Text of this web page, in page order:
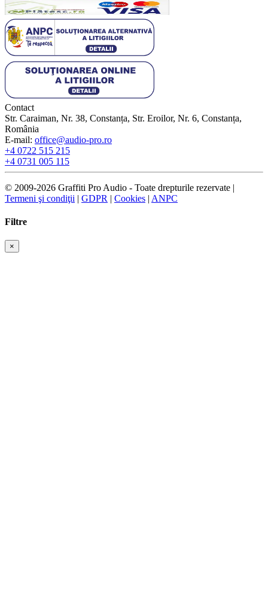
Contact
Str. Caraiman, Nr. 38, Constanța, Str. Eroilor, Nr. 6, Constanța,
România
E-mail: office@audio-pro.ro
+4 0722 515 215
+4 0731 005 115
© 2009-2026 Graffiti Pro Audio - Toate drepturile rezervate |
Termeni şi condiţii | GDPR | Cookies | ANPC
Filtre
×